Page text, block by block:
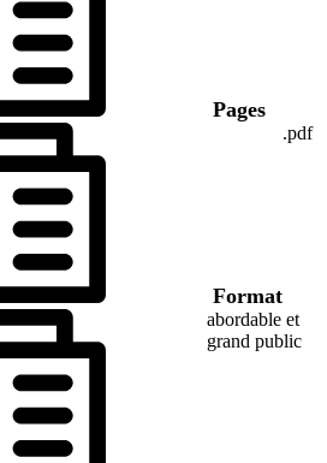
Pages
Format
.pdf
abordable et
grand public